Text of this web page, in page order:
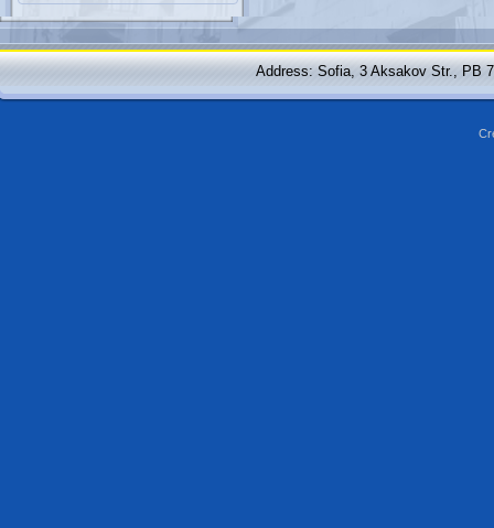
Address: Sofia, 3 Aksakov Str., PB